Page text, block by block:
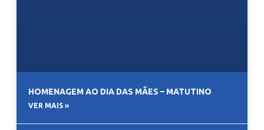
HOMENAGEM AO DIA DAS MÃES – MATUTINO
VER MAIS »